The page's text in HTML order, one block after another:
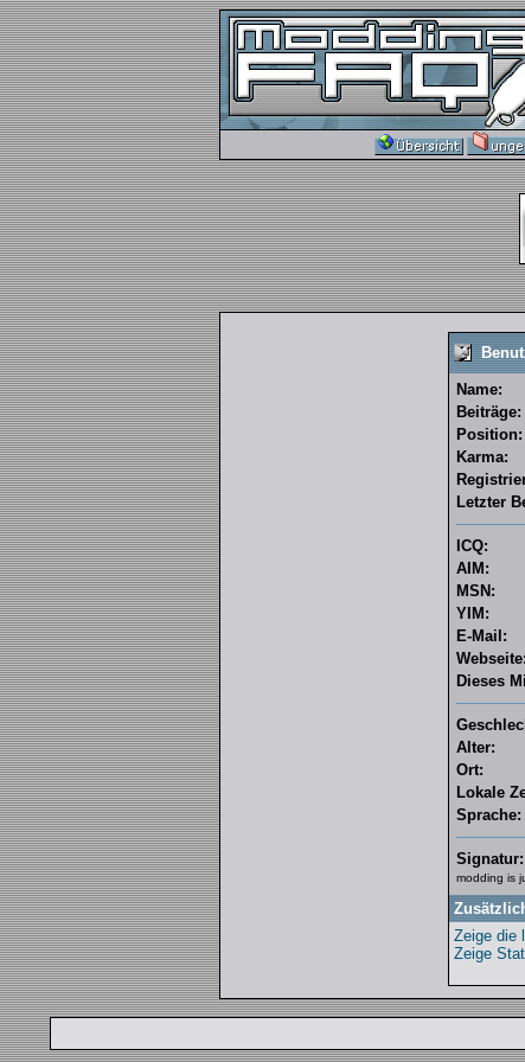
Name:
Beiträge:
Position:
Karma:
Letzter
ICQ:
AIM:
MSN:
YIM:
E-Mail:
Webseite:
Dieses
Alter:
Ort:
Lokale
Sprache:
Signatur:
modding is
Zeige die
Zeige